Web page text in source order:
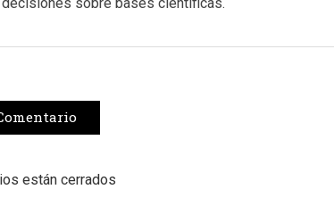
están cerrados